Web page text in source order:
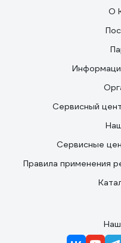
О
Сервисный
Сервисные
Правила применения